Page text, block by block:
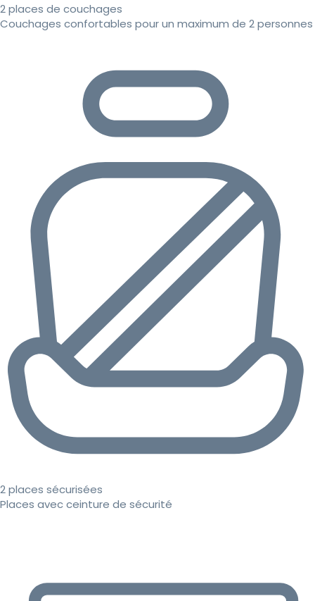
2 places de couchages
Couchages confortables pour un maximum de 2 personnes
2 places sécurisées
Places avec ceinture de sécurité